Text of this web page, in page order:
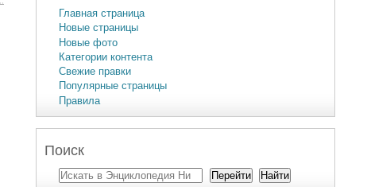
Главная страница
Новые страницы
Новые фото
Категории контента
Свежие правки
Популярные страницы
Правила
Поиск